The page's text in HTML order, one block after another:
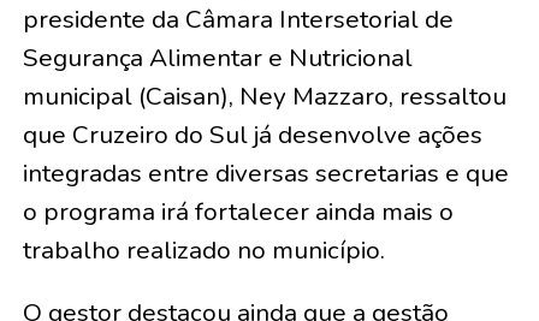
presidente da Câmara Intersetorial de
Segurança Alimentar e Nutricional
municipal (Caisan), Ney Mazzaro, ressaltou
que Cruzeiro do Sul já desenvolve ações
integradas entre diversas secretarias e que
o programa irá fortalecer ainda mais o
trabalho realizado no município.
O gestor destacou ainda que a gestão